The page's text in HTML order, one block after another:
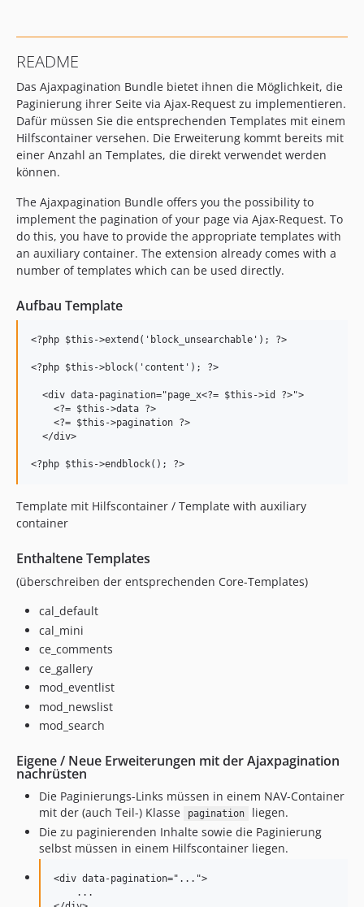
README
Das Ajaxpagination Bundle bietet ihnen die Möglichkeit, die
Paginierung ihrer Seite via Ajax-Request zu implementieren.
Dafür müssen Sie die entsprechenden Templates mit einem
Hilfscontainer versehen. Die Erweiterung kommt bereits mit
einer Anzahl an Templates, die direkt verwendet werden
können.
The Ajaxpagination Bundle offers you the possibility to
implement the pagination of your page via Ajax-Request. To
do this, you have to provide the appropriate templates with
an auxiliary container. The extension already comes with a
number of templates which can be used directly.
Aufbau Template
<?php $this->extend('block_unsearchable'); ?>
<?php $this->block('content'); ?>
  <div data-pagination="page_x<?= $this->id ?>">
    <?= $this->data ?>
    <?= $this->pagination ?>
  </div>
Template mit Hilfscontainer / Template with auxiliary
container
Enthaltene Templates
(überschreiben der entsprechenden Core-Templates)
cal_default
cal_mini
ce_comments
ce_gallery
mod_eventlist
mod_newslist
mod_search
Eigene / Neue Erweiterungen mit der Ajaxpagination
nachrüsten
Die Paginierungs-Links müssen in einem NAV-Container
mit der (auch Teil-) Klasse
pagination
liegen.
Die zu paginierenden Inhalte sowie die Paginierung
selbst müssen in einem Hilfscontainer liegen.
<div data-pagination="...">
    ...